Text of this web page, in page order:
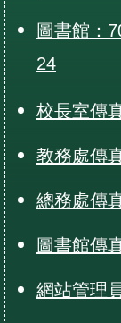
圖書館：
24
校長室傳
教務處傳
總務處傳
圖書館傳
網站管理